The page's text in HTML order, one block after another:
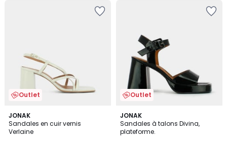
Outlet
JONAK
Sandales en cuir vernis
Verlaine
4,3
/ 5
Outlet
JONAK
Sandales à talons Divina,
plateforme.